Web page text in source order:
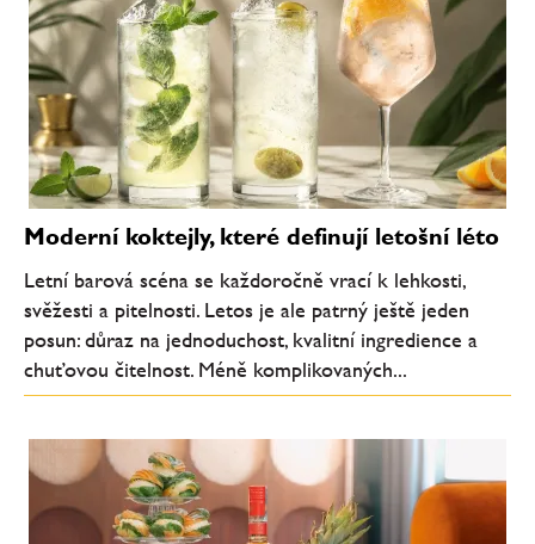
Moderní koktejly, které definují letošní léto
Letní barová scéna se každoročně vrací k lehkosti,
svěžesti a pitelnosti. Letos je ale patrný ještě jeden
posun: důraz na jednoduchost, kvalitní ingredience a
chuťovou čitelnost. Méně komplikovaných...